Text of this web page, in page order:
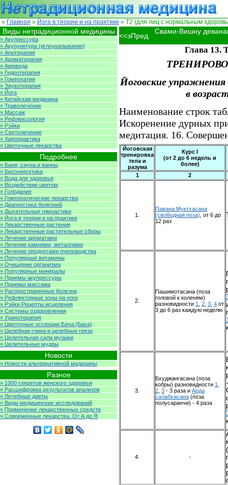
» Главная » Йога в теории и на практике » Т2 (для лиц с нормальным
<<эПред.
Свами-Вишну
Глава 13.
Йоговские упражнения
в
Наименование строк
Искоренение дурных
медитация. 16.
Йоговская
тренировка
тела и
разума
Курс I
(от 2 до 6 недель и
более)
1
2
1.
Павана Муктхасана
(свободная поза) , от 6 до
12 раз
2.
Пашимотасана (поза
головой к коленям)
разновидности 1 2 3 4 от
3 до 6 раз каждую неделю
3.
Бхуджангасана (поза
кобры) разновидности 1
2 3 - 3 раза и Арда
салабхасана (поза
полусаранчи) - 4 раза
4. -
Виды нетрадиционной медицины
» Акупрессура
» Акупунктура (иглоукалывание)
» Апитерапия
» Ароматерапия
» Аюрведа
» Гидротерапия
» Гомеопатия
» Звукотерапия
» Йога
» Китайская медицина
» Траволечение
» Массаж
» Рефлексология
» Рэйки
» Светолечение
» Хиропрактика
» Цветочные лекарства
Подробнее
» Баня, сауна и ванны
» Биоэнергетика
» Вода для здоровья
» Воздействие цветом
» Голодание
» Гомеопатические лекарства
» Диагностика болезней
» Дыхательные гимнастики
» Йога в теории и на практике
» Лекарственные растения
» Лекарственные растительные сборы
» Лечение ароматами
» Лечение камнями, металлами
» Лечение продуктами пчеловодства
» Популярные витамины
» Очищение организма
» Популярные минералы
» Приемы акупрессуры
» Приемы массажа
» Распространенные болезни
» Рефлекторные зоны на ноге
» Рэйки.Рецепты исцеления
» Системы оздоровления
» Уринотерапия
» Цветочные эссенции Бача (Баха)
» Целебная глина и целебные грязи
» Целительная сила музыки
» Целительные мудры
Новости
» Новости альтернативной медицины
Разное
» 1000 секретов женского здоровья
» Расшифровка результатов анализов
» Лечебные диеты
» Виды медицинских исследований
» Применение лекарственных средств
» Современные лекарства. От А до Я